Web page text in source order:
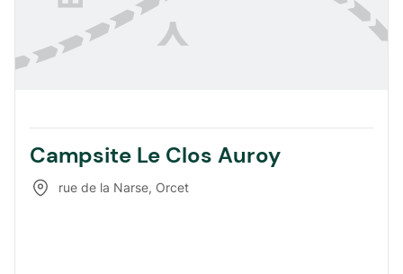
Campsite Le Clos Auroy
rue de la Narse, Orcet